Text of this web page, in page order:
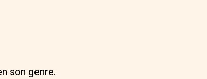
son genre.